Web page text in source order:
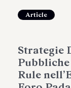
Article
Strategie
Rule